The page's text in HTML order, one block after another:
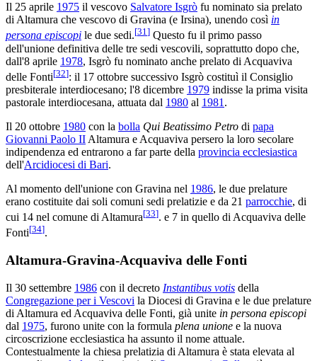
Il 25 aprile 1975 il vescovo Salvatore Isgrò fu nominato sia prelato
di Altamura che vescovo di Gravina (e Irsina), unendo così in
persona episcopi le due sedi.[31] Questo fu il primo passo
dell'unione definitiva delle tre sedi vescovili, soprattutto dopo che,
dall'8 aprile 1978, Isgrò fu nominato anche prelato di Acquaviva
delle Fonti[32]: il 17 ottobre successivo Isgrò costituì il Consiglio
presbiterale interdiocesano; l'8 dicembre 1979 indisse la prima visita
pastorale interdiocesana, attuata dal 1980 al 1981 .
Il 20 ottobre 1980 con la bolla Qui Beatissimo Petro di papa
Giovanni Paolo II Altamura e Acquaviva persero la loro secolare
indipendenza ed entrarono a far parte della provincia ecclesiastica
dell'Arcidiocesi di Bari.
Al momento dell'unione con Gravina nel 1986, le due prelature
erano costituite dai soli comuni sedi prelatizie e da 21 parrocchie, di
cui 14 nel comune di Altamura[33]. e 7 in quello di Acquaviva delle
Fonti[34].
Altamura-Gravina-Acquaviva delle Fonti
Il 30 settembre 1986 con il decreto Instantibus votis della
Congregazione per i Vescovi la Diocesi di Gravina e le due prelature
di Altamura ed Acquaviva delle Fonti, già unite in persona episcopi
dal 1975, furono unite con la formula plena unione e la nuova
circoscrizione ecclesiastica ha assunto il nome attuale.
Contestualmente la chiesa prelatizia di Altamura è stata elevata al